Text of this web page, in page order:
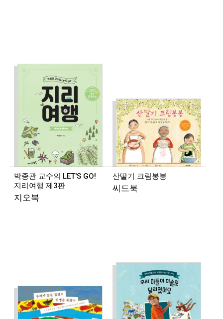
1993년생. 2017년 제2회 한국과학문학상 중단편
대상과 가작을 수상하며 작품 활동을 시작했다.
『우리가 빛의 속도로 갈 수 없다면』, 소설 『원통 안의
소녀』가 있다.
◾ 황인찬 (시인)
1988년 경기 안양 출생. 2010년 『현대문학』으로
등단했다. 시집 『구관조 씻기기』 『희지의 세계』
『사랑을 위한 되풀이』가 있다.2012년 제31회
김수영문학상을 수상했다.
박종관 교수의 LET'S GO!
지리여행 제3판
지오북
산딸기 크림봉봉
씨드북